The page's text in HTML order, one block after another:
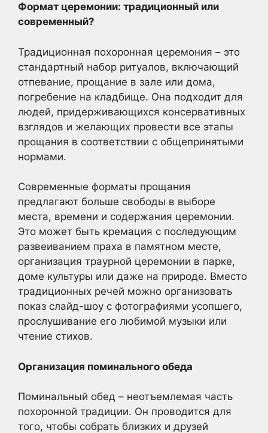
Формат церемонии: традиционный или
современный?
Традиционная похоронная церемония – это
стандартный набор ритуалов, включающий
отпевание, прощание в зале или дома,
погребение на кладбище. Она подходит для
людей, придерживающихся консервативных
взглядов и желающих провести все этапы
прощания в соответствии с общепринятыми
нормами.
Современные форматы прощания
предлагают больше свободы в выборе
места, времени и содержания церемонии.
Это может быть кремация с последующим
развеиванием праха в памятном месте,
организация траурной церемонии в парке,
доме культуры или даже на природе. Вместо
традиционных речей можно организовать
показ слайд-шоу с фотографиями усопшего,
прослушивание его любимой музыки или
чтение стихов.
Организация поминального обеда
Поминальный обед – неотъемлемая часть
похоронной традиции. Он проводится для
того, чтобы собрать близких и друзей